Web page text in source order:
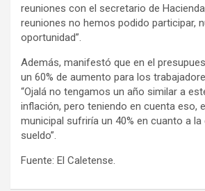
reuniones con el secretario de
reuniones no hemos podido participar,
oportunidad”.
Además, manifestó que en el
un 60% de aumento para los
“Ojalá no tengamos un año similar a
inflación, pero teniendo en cuenta eso,
municipal sufriría un 40% en cuanto a la
sueldo”.
Fuente: El Caletense.